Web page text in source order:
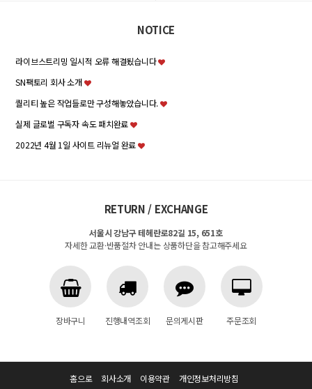
NOTICE
라이브스트리밍 일시적 오류 해결됬습니다
SN팩토리 회사 소개
퀄리티 높은 작업들로만 구성해놓았습니다.
실제 글로벌 구독자 속도 패치완료
2022년 4월 1일 사이트 리뉴얼 완료
RETURN / EXCHANGE
서울시 강남구 테헤란로82길 15, 651호
자세한 교환·반품절차 안내는 상품하단을 참고해주세요
장바구니 진행내역조회 문의게시판 주문조회
홈으로 회사소개 이용약관 개인정보처리방침